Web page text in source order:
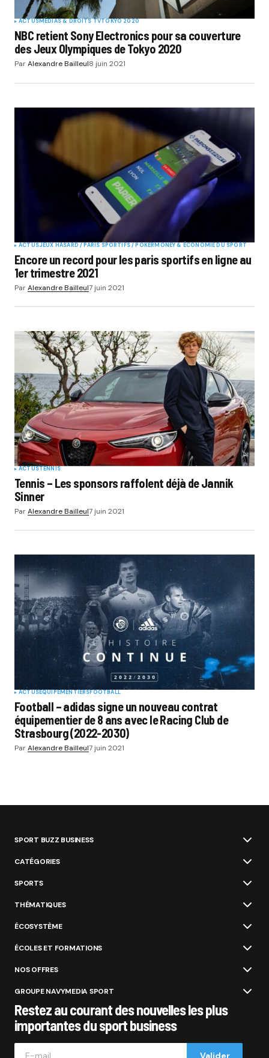
ACTUSMÉDIAS & DROITS TVTOKYO 2020
NBC retient Sony Electronics pour sa couverture
des Jeux Olympiques de Tokyo 2020
ParAlexandre Bailleul8 juin 2021
ACTUSJEUX HASARD / PARIS SPORTIFS / POKERMONEY & ÉCONOMIE DU SPORT
Encore un record pour les paris sportifs en ligne au
1er trimestre 2021
ParAlexandre Bailleul7 juin 2021
ACTUSTENNIS
Tennis – Les sponsors raffolent déjà de Jannik
Sinner
ParAlexandre Bailleul7 juin 2021
ACTUSEQUIPEMENTIERSFOOTBALL
Football – adidas signe un nouveau contrat
équipementier de 8 ans avec le Racing Club de
Strasbourg (2022-2030)
ParAlexandre Bailleul7 juin 2021
SPORT BUZZ BUSINESS
CATÉGORIES
SPORTS
THÉMATIQUES
ÉCOSYSTÈME
ÉCOLES ET FORMATIONS
NOS OFFRES
GROUPE NAVYMEDIA SPORT
Restez au courant des nouvelles les plus
importantes du sport business
Valider